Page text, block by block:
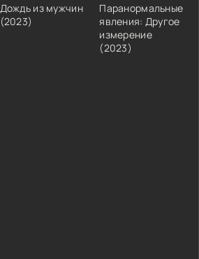
Дождь из мужчин
(2023)
Паранормальные
явления: Другое
измерение
(2023)